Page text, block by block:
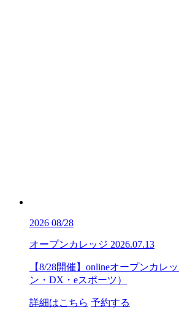
2026 08/28
オープンカレッジ 2026.07.13
【8/28開催】onlineオープンカレ
ン・DX・eスポーツ）
詳細はこちら 予約する